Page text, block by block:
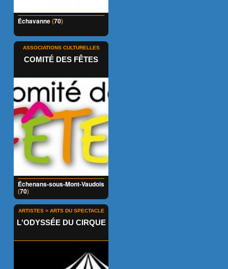
Échavanne(70)
ASSOCIATIONS CULTURELLES
COMITÉ DES FÊTES
Échenans-sous-Mont-Vaudois
(70)
ARTISTES > ARTS DU SPECTACLE
L'ODYSSÉE DU CIRQUE